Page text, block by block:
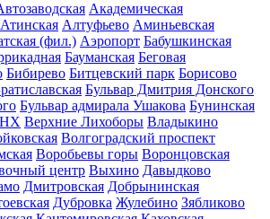
Академическая
Алтуфьево Аминьевская
(фил.) Аэропорт Бабушкинская
Бауманская Беговая
Бибирево Битцевский парк Борисово
Бульвар Дмитрия Донского
Бульвар адмирала Ушакова Бунинская
Верхние Лихоборы Владыкино
Волгоградский проспект
Воробьевы горы Воронцовская
центр Выхино Давыдково
Дмитровская Добрынинская
Дубровка Жулебино Зябликово